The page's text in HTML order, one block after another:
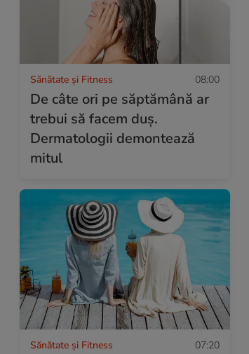
Sănătate și Fitness 08:00
De câte ori pe săptămână ar
trebui să facem duș.
Dermatologii demontează
mitul
Sănătate și Fitness 07:20